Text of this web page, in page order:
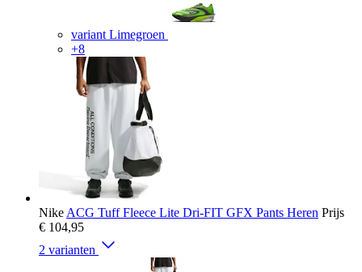
variant Limegroen
+8
Nike ACG Tuff Fleece Lite Dri-FIT GFX Pants Heren Prijs
€ 104,95
2 varianten